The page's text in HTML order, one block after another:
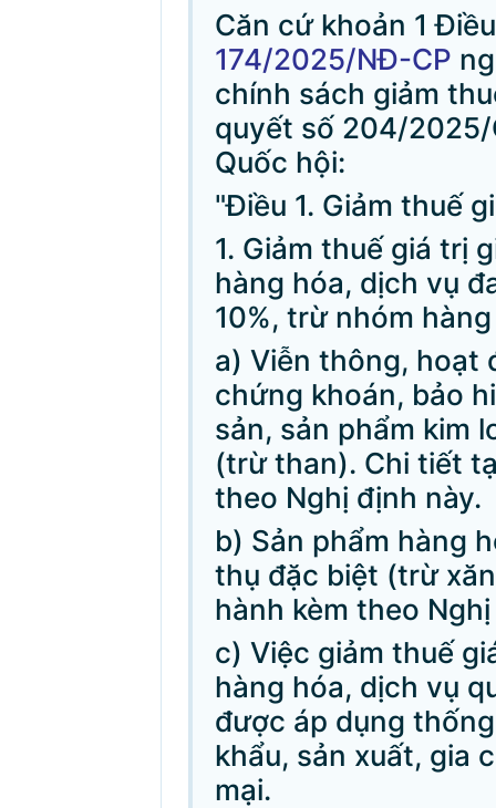
Căn cứ khoản 1
174/2025/NĐ-CP
chính sách giảm
quyết số 204/2025/
Quốc hội:
"Điều 1. Giảm thuế
1. Giảm thuế giá trị
hàng hóa, dịch vụ
10%, trừ nhóm
a) Viễn thông, hoạt
chứng khoán, bảo
sản, sản phẩm kim
(trừ than). Chi tiết
theo Nghị định này.
b) Sản phẩm hàng
thụ đặc biệt (trừ
hành kèm theo
c) Việc giảm thuế
hàng hóa, dịch vụ
được áp dụng
khẩu, sản xuất, gia
mại.